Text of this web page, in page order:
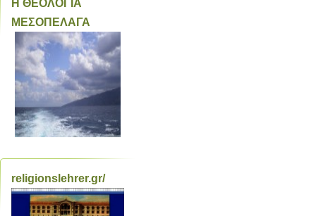
Η ΘΕΟΛΟΓΙΑ
ΜΕΣΟΠΕΛΑΓΑ
religionslehrer.gr/